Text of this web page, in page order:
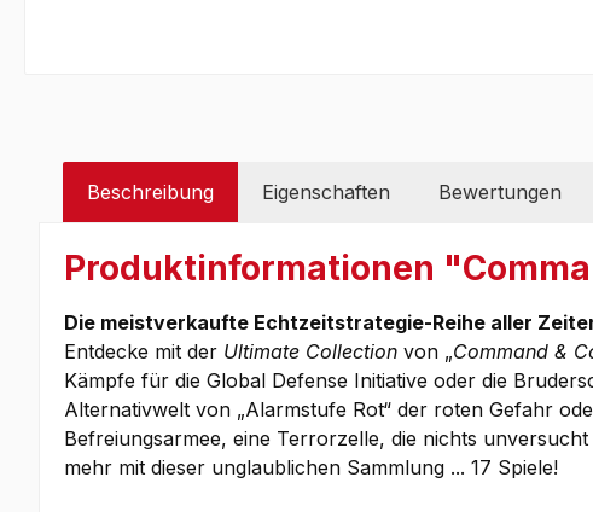
Beschreibung Eigenschaften Bewertungen
Produktinformationen
Die meistverkaufte Echtzeitstrategie-Reihe aller
Entdecke mit der Ultimate Collection von „Command &
Kämpfe für die Global Defense Initiative oder die
Alternativwelt von „Alarmstufe Rot“ der roten Gefahr
Befreiungsarmee, eine Terrorzelle, die nichts
mehr mit dieser unglaublichen Sammlung ... 17 Spiele!